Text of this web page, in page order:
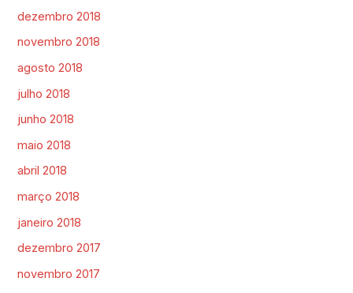
dezembro 2018
novembro 2018
agosto 2018
julho 2018
junho 2018
maio 2018
abril 2018
março 2018
janeiro 2018
dezembro 2017
novembro 2017